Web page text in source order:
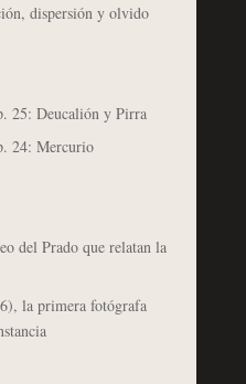
dispersión y olvido
25: Deucalión y Pirra
24: Mercurio
del Prado que relatan la
la primera fotógrafa